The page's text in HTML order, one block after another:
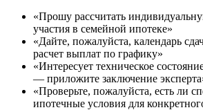
«Прошу рассчитать
участия в семейной ипотеке»
«Дайте, пожалуйста, календарь
расчет выплат по графику»
«Интересует техническое
— приложите заключение
«Проверьте, пожалуйста, есть ли
ипотечные условия для